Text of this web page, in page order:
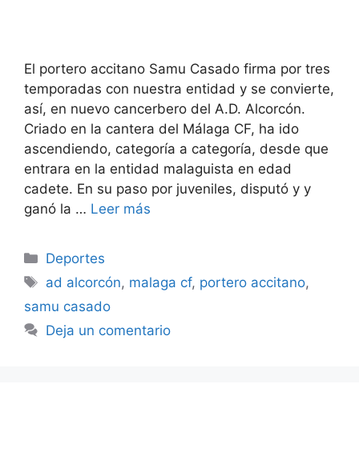
El portero accitano Samu Casado firma por tres
temporadas con nuestra entidad y se convierte,
así, en nuevo cancerbero del A.D. Alcorcón.
Criado en la cantera del Málaga CF, ha ido
ascendiendo, categoría a categoría, desde que
entrara en la entidad malaguista en edad
cadete. En su paso por juveniles, disputó y y
ganó la … Leer más
Categorías
Deportes
Etiquetas
ad alcorcón, malaga cf, portero accitano,
samu casado
Deja un comentario